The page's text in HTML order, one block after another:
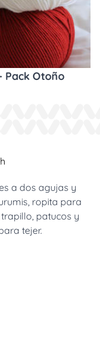
Pack Otoño
a dos agujas y
ropita para
patucos y
tejer.